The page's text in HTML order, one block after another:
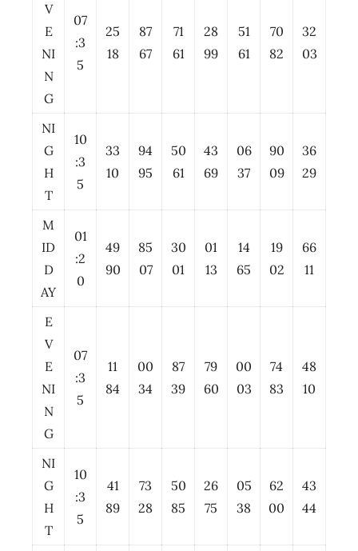
V
E
NI
N
G
07
:3
5
25
18
87
67
71
61
28
99
51
61
70
82
32
03
NI
G
H
T
10
:3
5
33
10
94
95
50
61
43
69
06
37
90
09
36
29
M
ID
D
AY
01
:2
0
49
90
85
07
30
01
01
13
14
65
19
02
66
11
E
V
E
NI
N
G
07
:3
5
11
84
00
34
87
39
79
60
00
03
74
83
48
10
NI
G
H
T
10
:3
5
41
89
73
28
50
85
26
75
05
38
62
00
43
44